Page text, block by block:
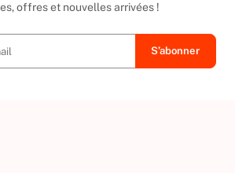
offres et nouvelles arrivées !